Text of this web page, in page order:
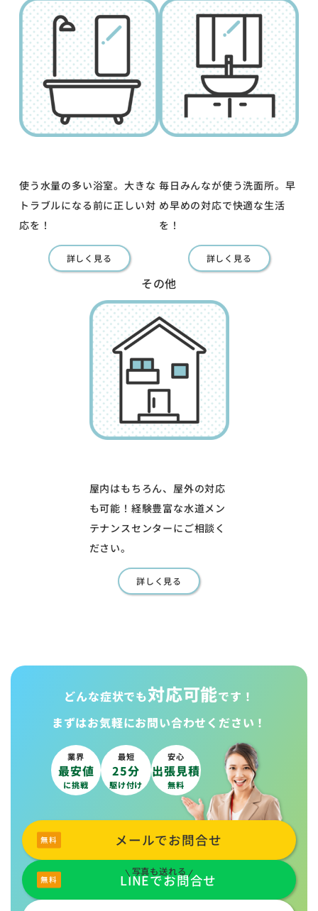
使う水量の多い浴室。大きな
トラブルになる前に正しい対
応を！
詳しく見る
毎日みんなが使う洗面所。早
め早めの対応で快適な生活
を！
詳しく見る
その他
屋内はもちろん、屋外の対応
も可能！経験豊富な水道メン
テナンスセンターにご相談く
ださい。
詳しく見る
どんな症状でも対応可能です！
まずはお気軽にお問い合わせください！
業界
最安値
に挑戦
最短
25分
駆け付け
安心
出張見積
無料
メールでお問合せ
写真も送れる
LINEでお問合せ